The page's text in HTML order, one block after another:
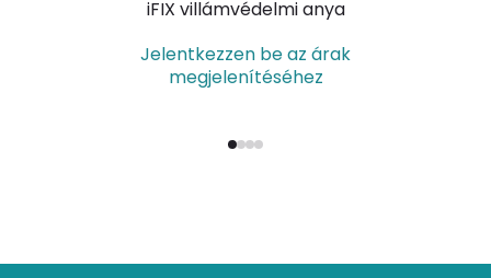
iFIX villámvédelmi anya
Jelentkezzen be az árak
megjelenítéséhez